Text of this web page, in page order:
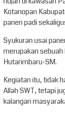
Kotanopan
panen padi
Syukuran usai
merupakan
Hutarimbaru-SM.
Kegiatan itu, tidak
Allah SWT, tetapi
kalangan